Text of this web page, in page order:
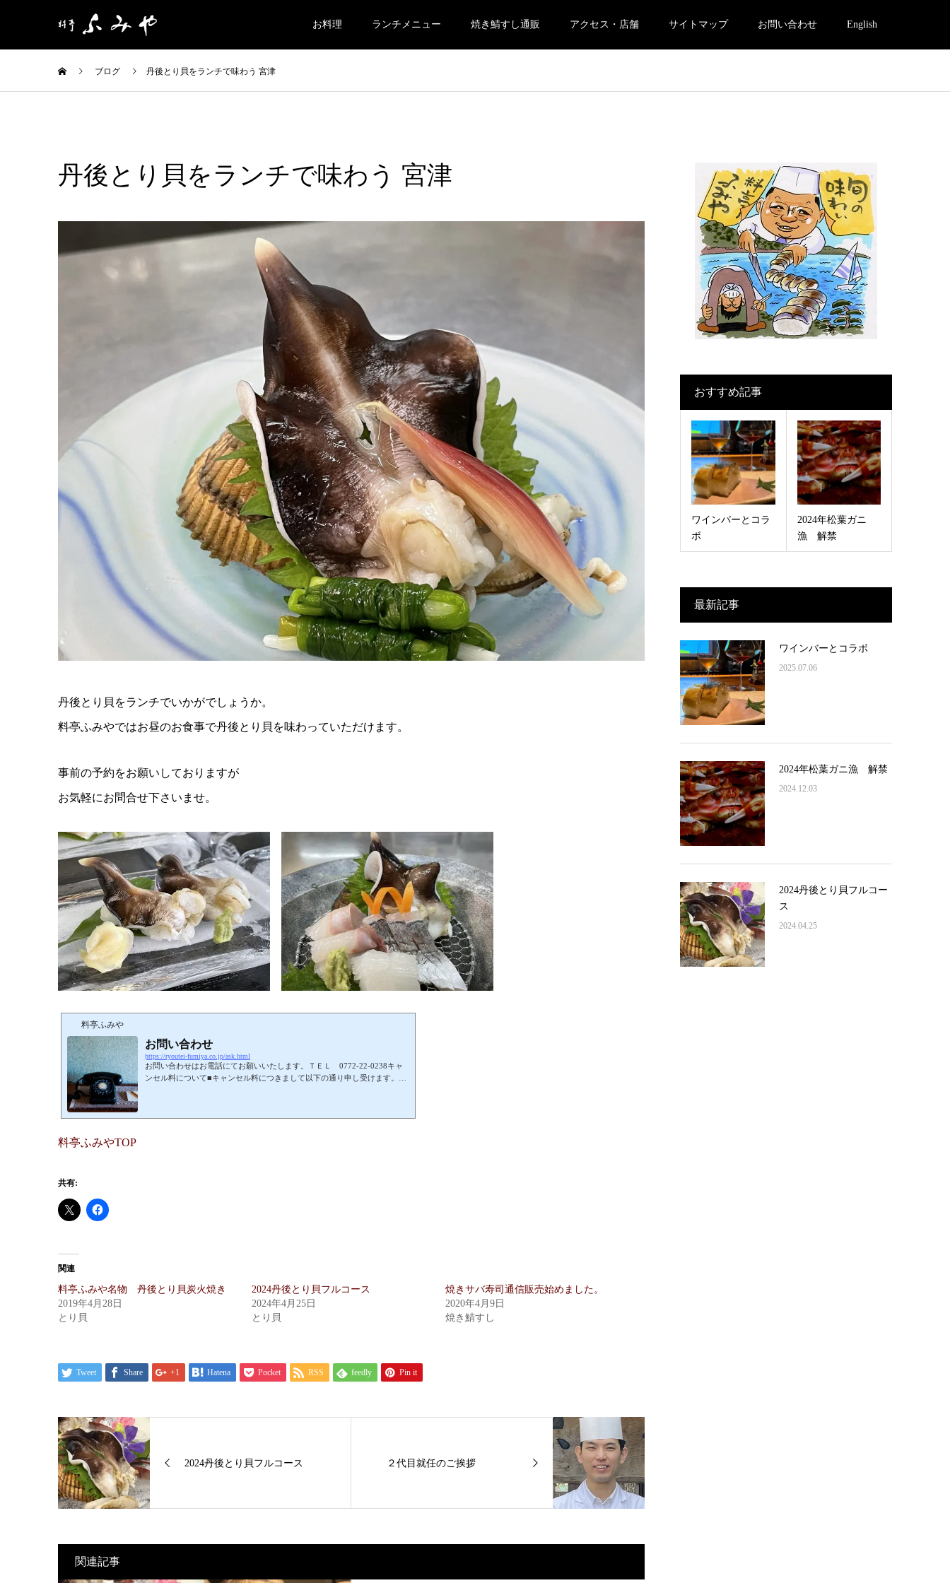
お料理 ランチメニュー 焼き鯖すし通販 アクセス・店舗 サイトマップ お問い合わせ English
ブログ 丹後とり貝をランチで味わう 宮津
丹後とり貝をランチで味わう 宮津
丹後とり貝をランチでいかがでしょうか。
料亭ふみやではお昼のお食事で丹後とり貝を味わっていただけます。
事前の予約をお願いしておりますが
お気軽にお問合せ下さいませ。
料亭ふみや
お問い合わせ
https://ryoutei-fumiya.co.jp/ask.html
お問い合わせはお電話にてお願いいたします。ＴＥＬ 0772-22-0238キャ
ンセル料について■キャンセル料につきまして以下の通り申し受けます。
料亭ふみやTOP
共有:
関連
料亭ふみや名物 丹後とり貝炭火焼き
2019年4月28日
とり貝
2024丹後とり貝フルコース
2024年4月25日
とり貝
焼きサバ寿司通信販売始めました。
2020年4月9日
焼き鯖すし
Tweet Share +1 Hatena Pocket RSS feedly Pin it
2024丹後とり貝フルコース ２代目就任のご挨拶
関連記事
おすすめ記事
ワインバーとコラ
ボ
2024年松葉ガニ
漁 解禁
最新記事
ワインバーとコラボ
2025.07.06
2024年松葉ガニ漁 解禁
2024.12.03
2024丹後とり貝フルコー
ス
2024.04.25